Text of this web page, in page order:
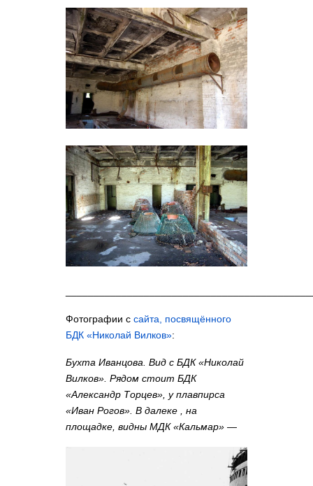
Фотографии с сайта, посвящённого
БДК «Николай Вилков»:
Бухта Иванцова. Вид с БДК «Николай
Вилков». Рядом стоит БДК
«Александр Торцев», у плавпирса
«Иван Рогов». В далеке , на
площадке, видны МДК «Кальмар» —